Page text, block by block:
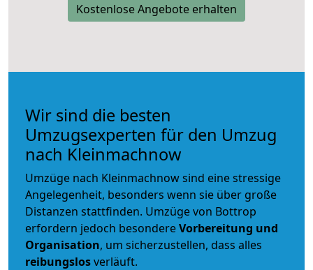
Kostenlose Angebote erhalten
Wir sind die besten
Umzugsexperten für den Umzug
nach Kleinmachnow
Umzüge nach Kleinmachnow sind eine stressige
Angelegenheit, besonders wenn sie über große
Distanzen stattfinden. Umzüge von Bottrop
erfordern jedoch besondereVorbereitung und
Organisation, um sicherzustellen, dass alles
reibungslosverläuft.